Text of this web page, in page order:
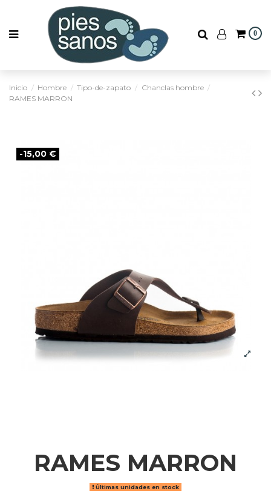
0
Inicio Hombre Tipo-de-zapato
Chanclas hombre
RAMES MARRON
-15,00 €
RAMES MARRON
Últimas unidades en stock